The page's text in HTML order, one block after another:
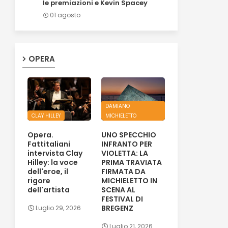
le premiazioni e Kevin Spacey
01 agosto
OPERA
CLAY HILLEY
Opera.
Fattitaliani
intervista Clay
Hilley: la voce
dell'eroe, il
rigore
dell'artista
Luglio 29, 2026
DAMIANO
MICHIELETTO
UNO SPECCHIO
INFRANTO PER
VIOLETTA: LA
PRIMA TRAVIATA
FIRMATA DA
MICHIELETTO IN
SCENA AL
FESTIVAL DI
BREGENZ
Luglio 21, 2026